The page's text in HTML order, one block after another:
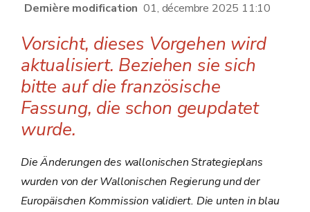
Dernière modification 01, décembre 2025 11:10
Vorsicht, dieses Vorgehen wird
aktualisiert. Beziehen sie sich
bitte auf die französische
Fassung, die schon geupdatet
wurde.
Die Änderungen des wallonischen Strategieplans
wurden von der Wallonischen Regierung und der
Europäischen Kommission validiert. Die unten in blau